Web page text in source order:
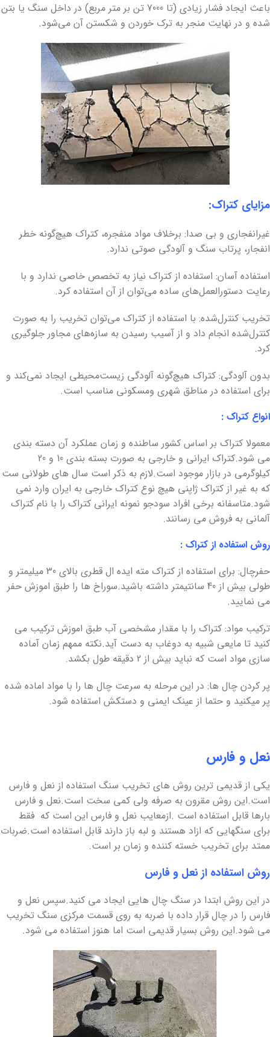
باعث ایجاد فشار زیادی (تا 7000 تن بر متر مربع) در داخل سنگ یا بتن
شده و در نهایت منجر به ترک خوردن و شکستن آن می‌شود.
مزایای کتراک:
غیرانفجاری و بی صدا: برخلاف مواد منفجره، کتراک هیچ‌گونه خطر
انفجار، پرتاب سنگ و آلودگی صوتی ندارد.
استفاده آسان: استفاده از کتراک نیاز به تخصص خاصی ندارد و با
رعایت دستورالعمل‌های ساده می‌توان از آن استفاده کرد.
تخریب کنترل‌شده: با استفاده از کتراک می‌توان تخریب را به صورت
کنترل‌شده انجام داد و از آسیب رسیدن به سازه‌های مجاور جلوگیری
کرد.
بدون آلودگی: کتراک هیچ‌گونه آلودگی زیست‌محیطی ایجاد نمی‌کند و
برای استفاده در مناطق شهری ومسکونی مناسب است.
انواع کتراک :
معمولا کتراک بر اساس کشور ساطنده و زمان عملکرد آن دسته بندی
می شود.کتراک ایرانی و خارجی به صورت بسته بندی 10 و 20
کیلوگرمی در بازار موجود است.لازم به ذکر است سال های طولانی ست
که به غیر از کتراک ژاپنی هیچ نوع کتراک خارجی به ایران وارد نمی
شود.متاسفانه برخی افراد سودجو نمونه ایرانی کتراک را با نام کتراک
آلمانی به فروش می رسانند.
روش استفاده از کتراک :
حفرچال: برای استفاده از کتراک مته ایده ال قطری بالای 30 میلیمتر و
طولی بیش از 40 سانتیمتر داشته باشید.سوراخ ها را طبق اموزش حفر
می نمایید.
ترکیب مواد: کتراک را با مقدار مشخصی آب طبق اموزش ترکیب می
کنید تا مایعی شبیه به دوغاب به دست آید.نکته ممهم زمان آماده
سازی مواد است که نباید بیش از 2 دقیقه طول بکشد.
پر کردن چال ها: در این مرحله به سرعت چال ها را با مواد اماده شده
پر میکنید و حتما از عینک ایمنی و دستکش استفاده شود.
نعل و فارس
یکی از قدیمی ترین روش های تخریب سنگ استفاده از نعل و فارس
است.این روش مقرون به صرفه ولی کمی سخت است.نعل و فارس
بارها قابل استفاده است .ازمعایب نعل و فارس این است که فقط
برای سنگهایی که ازاد هستند و لبه باز دارند قابل استفاده است.ضربات
ممتد برای تخریب خسته کننده و زمان بر است.
روش استفاده از نعل و فارس
در این روش ابتدا در سنگ چال هایی ایجاد می کنید.سپس نعل و
فارس را در چال قرار داده با ضربه به روی قسمت مرکزی سنگ تخریب
می شود.این روش بسیار قدیمی است اما هنوز استفاده می شود.